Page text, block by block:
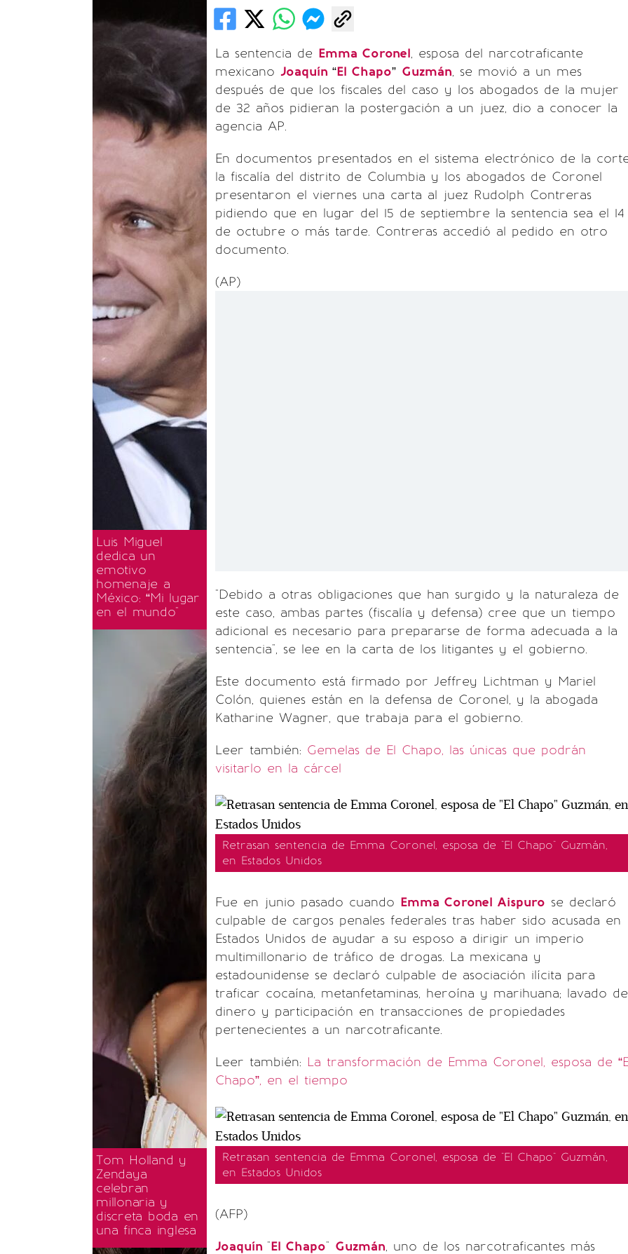
Luis Miguel
dedica un
emotivo
homenaje a
México: “Mi lugar
en el mundo"
Tom Holland y
Zendaya
celebran
millonaria y
discreta boda en
una finca inglesa
La sentencia de Emma Coronel, esposa del narcotraficante
mexicano Joaquín “El Chapo” Guzmán, se movió a un mes
después de que los fiscales del caso y los abogados de la mujer
de 32 años pidieran la postergación a un juez, dio a conocer la
agencia AP.
En documentos presentados en el sistema electrónico de la
la fiscalía del distrito de Columbia y los abogados de Coronel
presentaron el viernes una carta al juez Rudolph Contreras
pidiendo que en lugar del 15 de septiembre la sentencia sea el 14
de octubre o más tarde. Contreras accedió al pedido en otro
documento.
(AP)
"Debido a otras obligaciones que han surgido y la naturaleza de
este caso, ambas partes (fiscalía y defensa) cree que un tiempo
adicional es necesario para prepararse de forma adecuada a la
sentencia", se lee en la carta de los litigantes y el gobierno.
Este documento está firmado por Jeffrey Lichtman y Mariel
Colón, quienes están en la defensa de Coronel, y la abogada
Katharine Wagner, que trabaja para el gobierno.
Leer también: Gemelas de El Chapo, las únicas que podrán
visitarlo en la cárcel
Retrasan sentencia de Emma Coronel, esposa de "El Chapo" Guzmán,
en Estados Unidos
Fue en junio pasado cuando Emma Coronel Aispuro se declaró
culpable de cargos penales federales tras haber sido acusada en
Estados Unidos de ayudar a su esposo a dirigir un imperio
multimillonario de tráfico de drogas. La mexicana y
estadounidense se declaró culpable de asociación ilícita para
traficar cocaína, metanfetaminas, heroína y marihuana; lavado de
dinero y participación en transacciones de propiedades
pertenecientes a un narcotraficante.
Leer también: La transformación de Emma Coronel, esposa de
Chapo”, en el tiempo
Retrasan sentencia de Emma Coronel, esposa de "El Chapo" Guzmán,
en Estados Unidos
(AFP)
Joaquín "El Chapo" Guzmán, uno de los narcotraficantes más